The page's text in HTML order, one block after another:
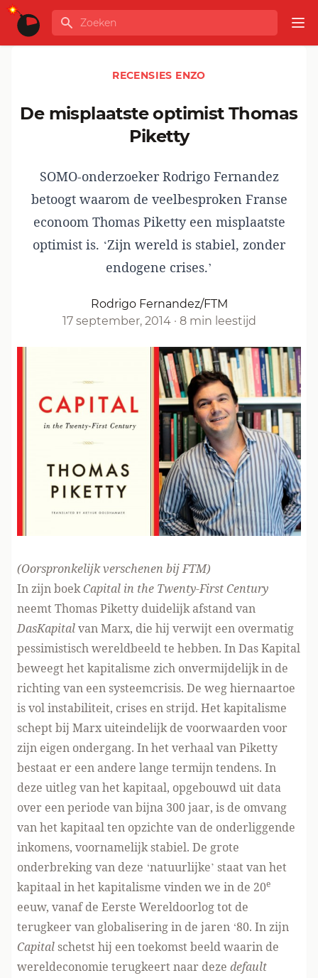
Ga naar de inhoud
GLOBALINFO
Zoeken
RECENSIES ENZO
De misplaatste optimist Thomas
Piketty
SOMO-onderzoeker Rodrigo Fernandez
betoogt waarom de veelbesproken Franse
econoom Thomas Piketty een misplaatste
optimist is. ‘Zijn wereld is stabiel, zonder
endogene crises.’
Rodrigo Fernandez/FTM
17 september, 2014 · 8 min leestijd
(Oorspronkelijkverschenen bij FTM)
In zijn boekCapital in the Twenty-First Century
neemt Thomas Piketty duidelijk afstand van
DasKapitalvan Marx, die hij verwijt een overmatig
pessimistisch wereldbeeld te hebben. In Das Kapital
beweegt het kapitalisme zich onvermijdelijk in de
richting van een systeemcrisis. De weg hiernaartoe
is vol instabiliteit, crises en strijd. Het kapitalisme
schept bij Marx uiteindelijk de voorwaarden voor
zijn eigen ondergang. In het verhaal van Piketty
bestaat er een andere lange termijn tendens. In
deze uitleg van het kapitaal, opgebouwd uit data
over een periode van bijna 300 jaar, is de omvang
van het kapitaal ten opzichte van de onderliggende
inkomens, voornamelijk stabiel. De grote
onderbreking van deze ‘natuurlijke’ staat van het
kapitaal in het kapitalisme vinden we in de 20e
eeuw, vanaf de Eerste Wereldoorlog tot de
terugkeer van globalisering in de jaren ‘80. In zijn
Capitalschetst hij een toekomst beeld waarin de
wereldeconomie terugkeert naar deze default